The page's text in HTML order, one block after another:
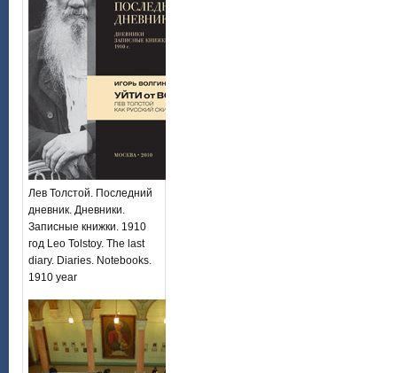
Лев Толстой. Последний
дневник. Дневники.
Записные книжки. 1910
год Leo Tolstoy. The last
diary. Diaries. Notebooks.
1910 year